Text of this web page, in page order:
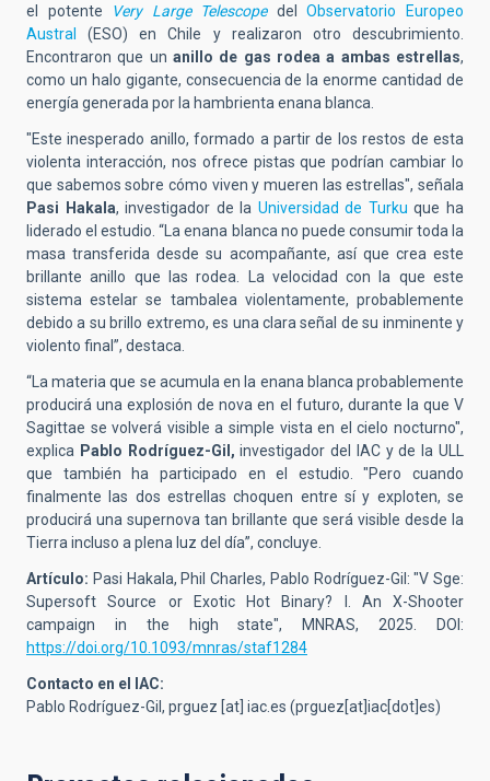
el potente
Very Large TelescopedelObservatorio Europeo
Austral(ESO) en Chile y realizaron otro descubrimiento.
Encontraron que un anillo de gas rodea a ambas estrellas,
como un halo gigante, consecuencia de la enorme cantidad de
energía generada por la hambrienta enana blanca.
"Este inesperado anillo, formado a partir de los restos de esta
violenta interacción, nos ofrece pistas que podrían cambiar lo
que sabemos sobre cómo viven y mueren las estrellas", señala
Pasi Hakala, investigador de la Universidad de Turku que ha
liderado el estudio. “La enana blanca no puede consumir toda la
masa transferida desde su acompañante, así que crea este
brillante anillo que las rodea. La velocidad con la que este
sistema estelar se tambalea violentamente, probablemente
debido a su brillo extremo, es una clara señal de su inminente y
violento final”, destaca.
“La materia que se acumula en la enana blanca probablemente
producirá una explosión de nova en el futuro, durante la que V
Sagittae se volverá visible a simple vista en el cielo nocturno",
explica Pablo Rodríguez-Gil,investigador del IAC y de la ULL
que también ha participado en el estudio. "Pero cuando
finalmente las dos estrellas choquen entre sí y exploten, se
producirá una supernova tan brillante que será visible desde la
Tierra incluso a plena luz del día”, concluye.
Artículo: Pasi Hakala, Phil Charles, Pablo Rodríguez-Gil: "V Sge:
Supersoft Source or Exotic Hot Binary? I. An X-Shooter
campaign in the high state",
MNRAS, 2025. DOI:
https://doi.org/10.1093/mnras/staf1284
Contacto en el IAC:
Pablo Rodríguez-Gil, prguez [at] iac.es (prguez[at]iac[dot]es)